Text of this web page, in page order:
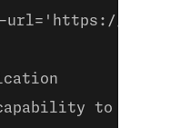
url='https://
to